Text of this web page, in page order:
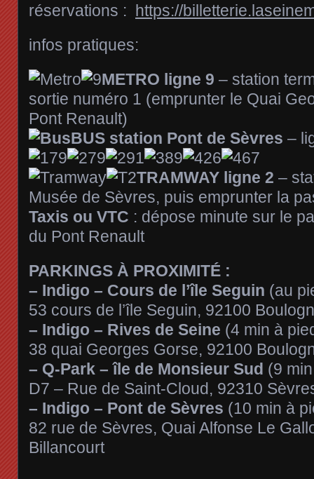
réservations : https://
infos pratiques:
METRO ligne 9 – station
sortie numéro 1 (emprunter le Quai
Pont Renault)
BUS station Pont de Sèvres –
TRAMWAY ligne 2 –
Musée de Sèvres, puis emprunter la
Taxis ou VTC : dépose minute sur le
du Pont Renault
PARKINGS À PROXIMITÉ :
– Indigo – Cours de l’île Seguin (au
53 cours de l’île Seguin, 92100
– Indigo – Rives de Seine (4 min à
38 quai Georges Gorse, 92100
– Q-Park – île de Monsieur Sud (9
D7 – Rue de Saint-Cloud, 92310
– Indigo – Pont de Sèvres (10 min à
82 rue de Sèvres, Quai Alfonse Le
Billancourt